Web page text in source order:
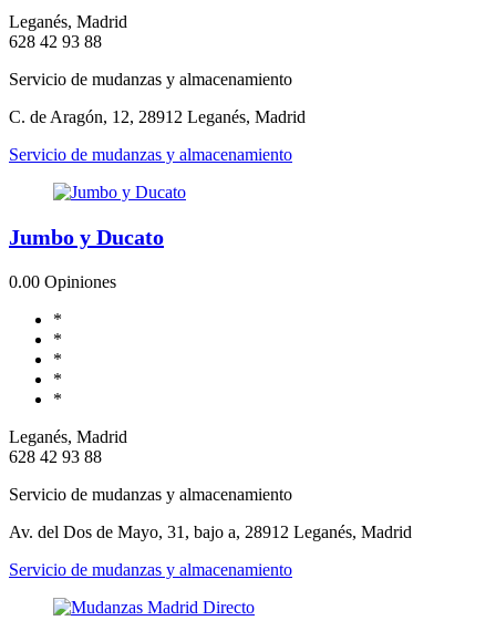
Leganés, Madrid
628 42 93 88
Servicio de mudanzas y almacenamiento
C. de Aragón, 12, 28912 Leganés, Madrid
Servicio de mudanzas y almacenamiento
Jumbo y Ducato
0.00 Opiniones
*
*
*
*
*
Leganés, Madrid
628 42 93 88
Servicio de mudanzas y almacenamiento
Av. del Dos de Mayo, 31, bajo a, 28912 Leganés, Madrid
Servicio de mudanzas y almacenamiento